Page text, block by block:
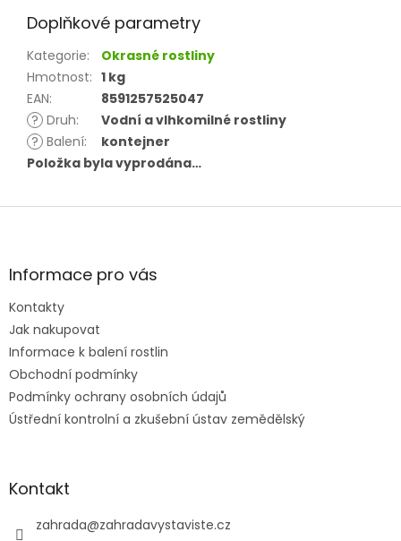
Doplňkové parametry
Kategorie:
Okrasné rostliny
Hmotnost: 1 kg
EAN:
8591257525047
? Druh:
Vodní a vlhkomilné rostliny
? Balení:
kontejner
Položka byla vyprodána…
Z
aInformace pro vás
Kontakty
Jak nakupovat
Informace k balení rostlin
Obchodní podmínky
Podmínky ochrany osobních údajů
Ústřední kontrolní a zkušební ústav zemědělský
Kontakt
zahrada@zahradavystaviste.cz